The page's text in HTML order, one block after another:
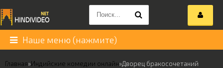
Наше меню (нажмите)
Главная»Индийские комедии онлайн»Дворец бракосочетаний